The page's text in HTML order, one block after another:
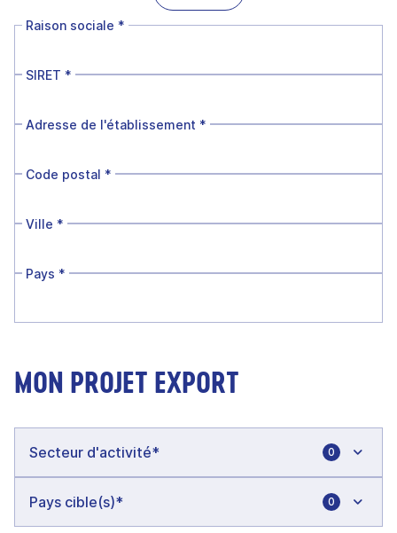
Raison sociale *
SIRET *
Adresse de l'établissement *
Code postal *
Ville *
Pays *
MON PROJET EXPORT
0
0